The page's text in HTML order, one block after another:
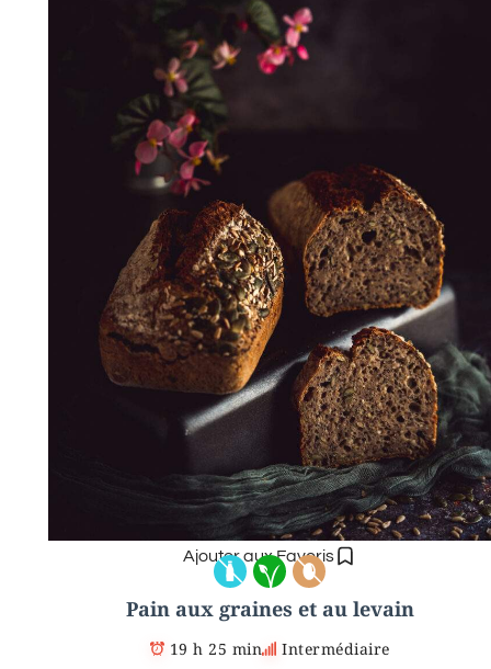
Ajouter aux Favoris
Pain aux graines et au levain
19 h 25 min Intermédiaire